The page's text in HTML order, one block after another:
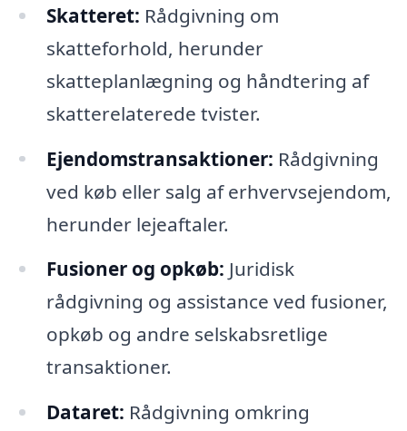
Skatteret: Rådgivning om
skatteforhold, herunder
skatteplanlægning og håndtering af
skatterelaterede tvister.
Ejendomstransaktioner: Rådgivning
ved køb eller salg af erhvervsejendom,
herunder lejeaftaler.
Fusioner og opkøb: Juridisk
rådgivning og assistance ved fusioner,
opkøb og andre selskabsretlige
transaktioner.
Dataret: Rådgivning omkring